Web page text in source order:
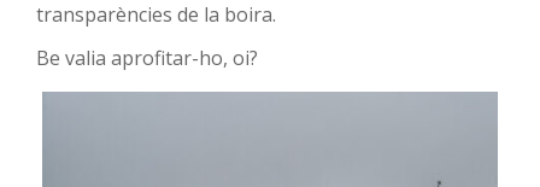
transparències de la boira.
Be valia aprofitar-ho, oi?